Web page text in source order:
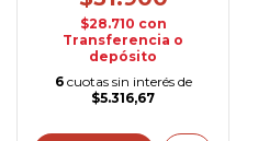
$28.710 con
Transferencia o
depósito
6 cuotas sin interés de
$5.316,67